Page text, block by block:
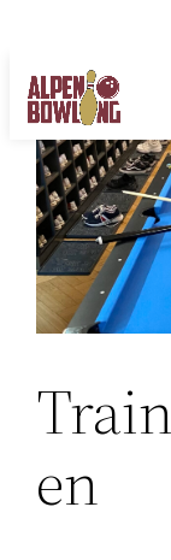
Zum
Inhalt
springen
en